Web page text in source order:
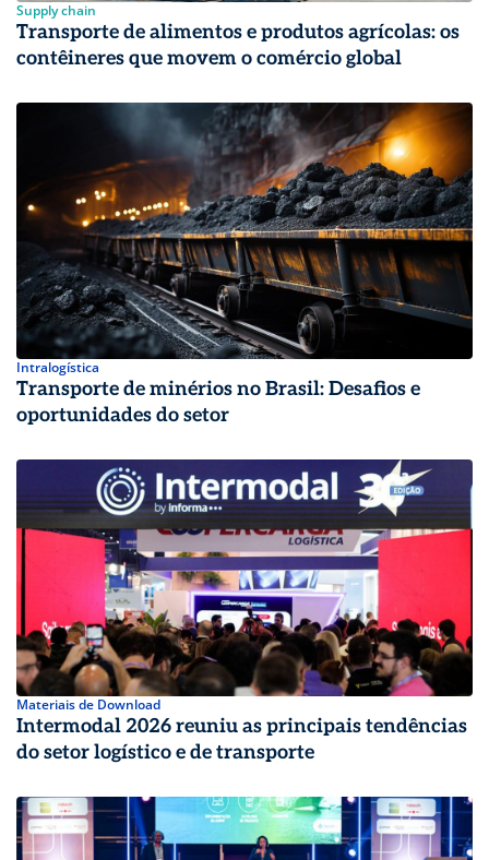
Supply chain
Transporte de alimentos e produtos agrícolas: os
contêineres que movem o comércio global
Intralogística
Transporte de minérios no Brasil: Desafios e
oportunidades do setor
Materiais de Download
Intermodal 2026 reuniu as principais tendências
do setor logístico e de transporte